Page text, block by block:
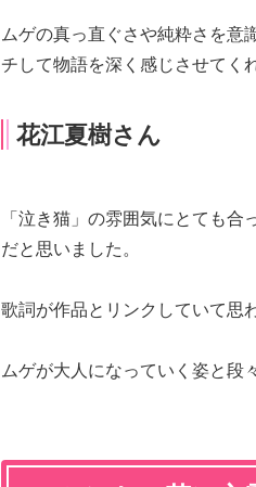
ムゲの真っ直ぐさや純粋さを意
チして物語を深く感じさせてく
花江夏樹さん
「泣き猫」の雰囲気にとても
だと思いました。
歌詞が作品とリンクしていて思
ムゲが大人になっていく姿と段